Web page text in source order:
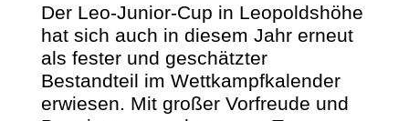
Der Leo-Junior-Cup in Leopoldshöhe
hat sich auch in diesem Jahr erneut
als fester und geschätzter
Bestandteil im Wettkampfkalender
erwiesen. Mit großer Vorfreude und